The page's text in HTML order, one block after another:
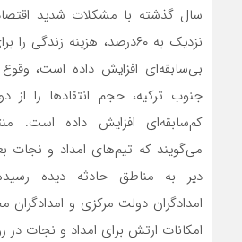
سال گذشته با مشکلات شدید
نزدیک به ۶۰درصد، هزینه
جنوب ترکیه، حجم انتقادها را از
کم‌سابقه‌ای افزایش داده است.
می‌گویند که تیم‌های امداد و نجات
دیر به مناطق حادثه دیده
امدادگران دولت مرکزی و امدادگران
امکانات ارتش برای امداد و نجات